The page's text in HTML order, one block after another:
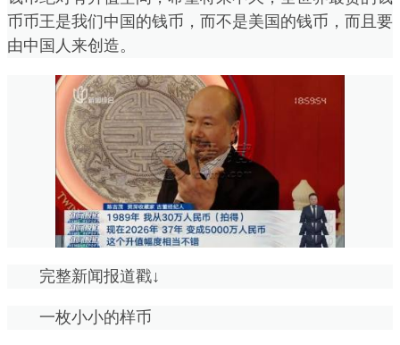
币币王是我们中国的钱币，而不是美国的钱币，而且要
由中国人来创造。
完整新闻报道戳↓
一枚小小的样币